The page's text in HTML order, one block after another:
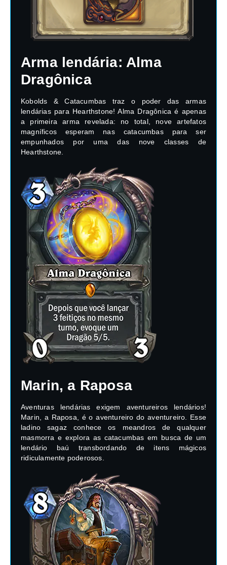
Arma lendária: Alma
Dragônica
Kobolds & Catacumbas traz o poder das armas
lendárias para Hearthstone! Alma Dragônica é apenas
a primeira arma revelada: no total, nove artefatos
magníficos esperam nas catacumbas para ser
empunhados por uma das nove classes de
Hearthstone.
Marin, a Raposa
Aventuras lendárias exigem aventureiros lendários!
Marin, a Raposa, é o aventureiro do aventureiro. Esse
ladino sagaz conhece os meandros de qualquer
masmorra e explora as catacumbas em busca de um
lendário baú transbordando de itens mágicos
ridiculamente poderosos.